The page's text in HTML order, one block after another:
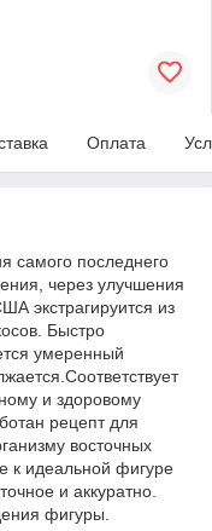
Оплата
самого последнего
через улучшения
экстрагируится из
Быстро
умеренный
и здоровому
рецепт для
восточных
к идеальной фигуре
и аккуратно.
фигуры.